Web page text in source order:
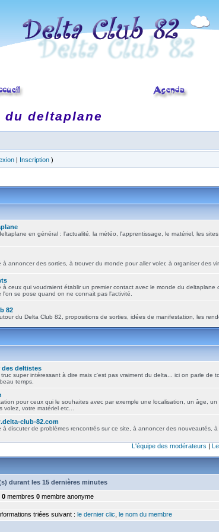
du deltaplane
| Inscription )
en général : l'actualité, la météo, l'apprentissage, le matériel, les
à annoncer des sorties, à trouver du monde pour aller voler, à organiser des
à ceux qui voudraient établir un premier contact avec le monde du deltaplane
l'on se pose quand on ne connait pas l'activité.
82
du Delta Club 82, propositions de sorties, idées de manifestation, les
deltistes
super intéressant à dire mais c'est pas vraiment du delta... ici on parle de
temps.
pour ceux qui le souhaites avec par exemple une localisation, un âge,
volez, votre matériel etc...
club-82.com
à discuter de problèmes rencontrés sur ce site, à annoncer des nouveautés,
L'équipe des modérateurs |
durant les 15 dernières minutes
0 membres 0 membre anonyme
triées suivant : le dernier clic le nom du membre